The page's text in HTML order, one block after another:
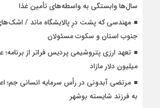
سال‌ها وابستگی به واسطه‌های تأمین غذا
مهندسی که پشت درِ پالایشگاه ماند /
جنوب استان و سکوت مسئولان
تعهد ارزی پتروشیمی پردیس فراتر از برنامه؛
میلیون دلار مازاد
مرتضی آبدونی در رأس سرمایه انسانی جم؛
به فرزند شایسته بوشهر